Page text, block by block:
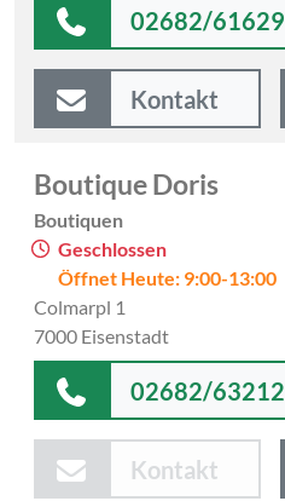
02682/61629
Kontakt
Boutique Doris
Boutiquen
Geschlossen
Öffnet Heute: 9:00-13:00
Colmarpl 1
7000 Eisenstadt
02682/63212
Kontakt